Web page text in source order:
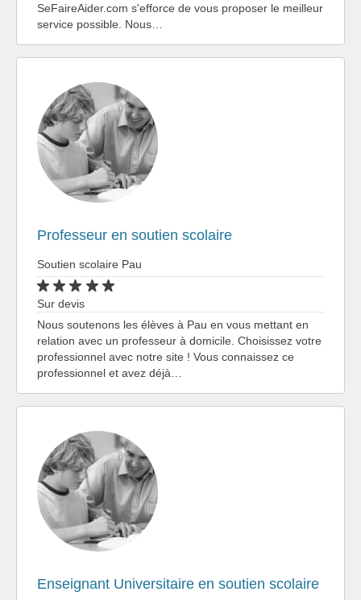
SeFaireAider.com s'efforce de vous proposer le meilleur
service possible. Nous…
Professeur en soutien scolaire
Soutien scolaire Pau
Sur devis
Nous soutenons les élèves à Pau en vous mettant en
relation avec un professeur à domicile. Choisissez votre
professionnel avec notre site ! Vous connaissez ce
professionnel et avez déjà…
Enseignant Universitaire en soutien scolaire